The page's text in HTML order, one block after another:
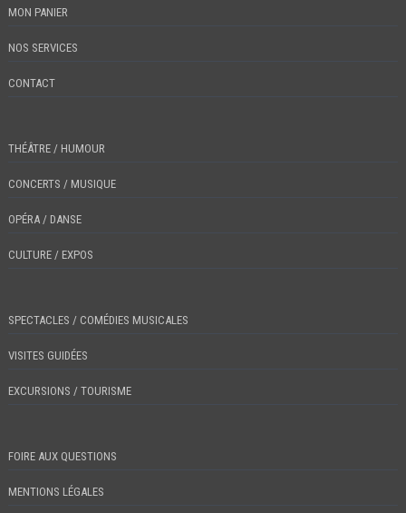
MON PANIER
NOS SERVICES
CONTACT
THÉÂTRE / HUMOUR
CONCERTS / MUSIQUE
OPÉRA / DANSE
CULTURE / EXPOS
SPECTACLES / COMÉDIES MUSICALES
VISITES GUIDÉES
EXCURSIONS / TOURISME
FOIRE AUX QUESTIONS
MENTIONS LÉGALES